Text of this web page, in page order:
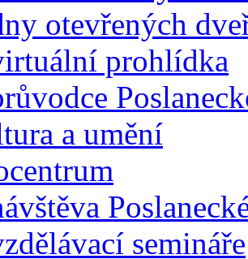
otevřených
prohlídka
a umění
semináře